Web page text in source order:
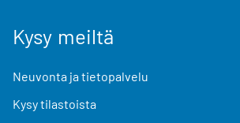
Kysy meiltä
Neuvonta ja tietopalvelu
Kysy tilastoista